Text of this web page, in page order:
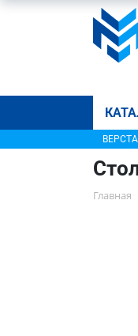
Главная